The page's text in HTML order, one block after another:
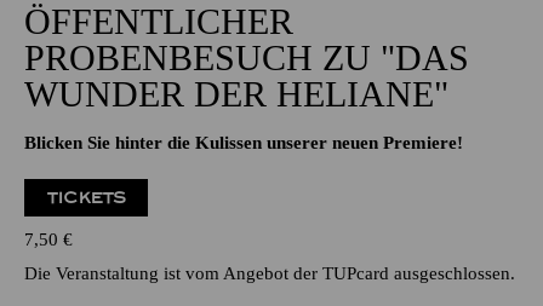
ÖFFENTLICHER
PROBENBESUCH ZU "DAS
WUNDER DER HELIANE"
Blicken Sie hinter die Kulissen unserer neuen Premiere!
TICKETS
7,50 €
Die Veranstaltung ist vom Angebot der TUPcard ausgeschlossen.